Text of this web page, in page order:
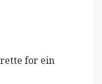
for ein